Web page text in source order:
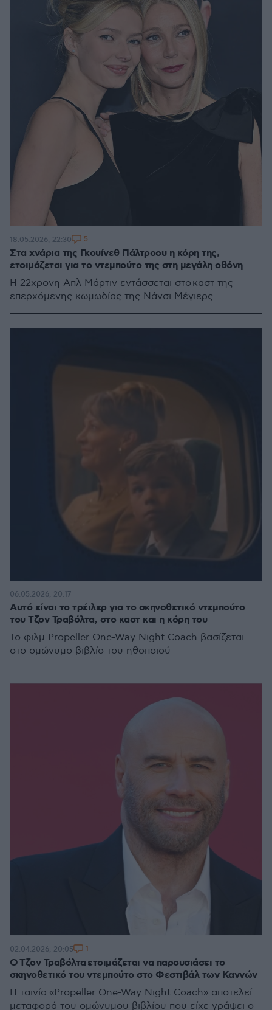
Στα χνάρια της Γκουίνεθ Πάλτροου η κόρη της,
ετοιμάζεται για το ντεμπούτο της στη μεγάλη οθόνη
H 22χρονη Απλ Μάρτιν εντάσσεται στο καστ της
επερχόμενης κωμωδίας της Νάνσι Μέγιερς
18.05.2026, 22:30 5
Αυτό είναι το τρέιλερ για το σκηνοθετικό ντεμπούτο
του Τζον Τραβόλτα, στο καστ και η κόρη του
Το φιλμ Propeller One-Way Night Coach βασίζεται
στο ομώνυμο βιβλίο του ηθοποιού
06.05.2026, 20:17
Ο Τζον Τραβόλτα ετοιμάζεται να παρουσιάσει το
σκηνοθετικό του ντεμπούτο στο Φεστιβάλ των Καννών
Η ταινία «Propeller One-Way Night Coach» αποτελεί
μεταφορά του ομώνυμου βιβλίου που είχε γράψει ο
02.04.2026, 20:05 1